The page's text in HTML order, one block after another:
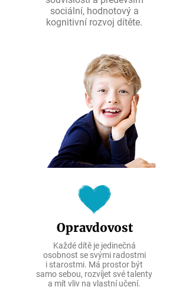
sociální, hodnotový a
kognitivní rozvoj dítěte.
Opravdovost
Každé dítě je jedinečná
osobnost se svými radostmi
i starostmi. Má prostor být
samo sebou, rozvíjet své talenty
a mít vliv na vlastní učení.